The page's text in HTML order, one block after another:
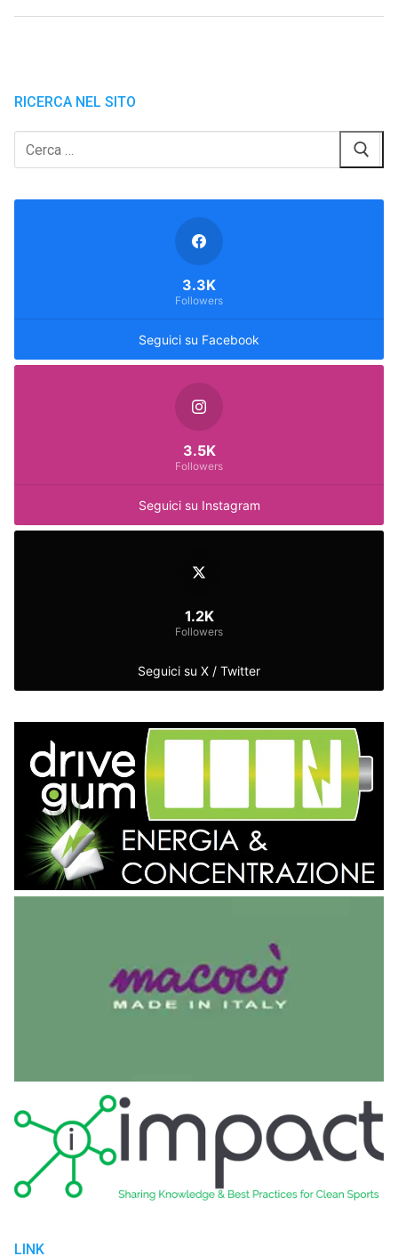
RICERCA NEL SITO
Cerca:
Seguici su Facebook
3.3K
Followers
Seguici su Instagram
3.5K
Followers
Seguici su X / Twitter
1.2K
Followers
LINK